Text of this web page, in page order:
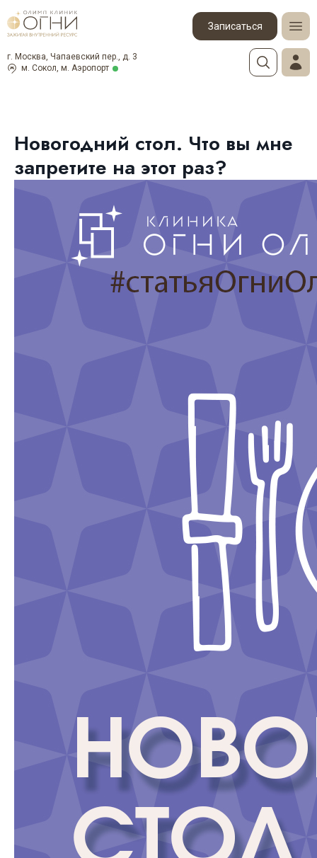
Записаться
м. Сокол, м. Аэропорт
г. Москва, Чапаевский пер., д. 3
Новогодний стол. Что вы мне
запретите на этот раз?